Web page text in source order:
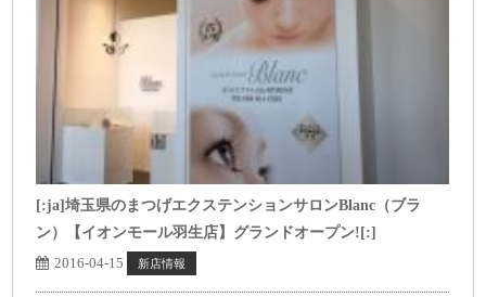
[:ja]埼玉県のまつげエクステンションサロンBlanc（ブラ
ン）【イオンモール羽生店】グランドオープン![:]
2016-04-15
新店情報